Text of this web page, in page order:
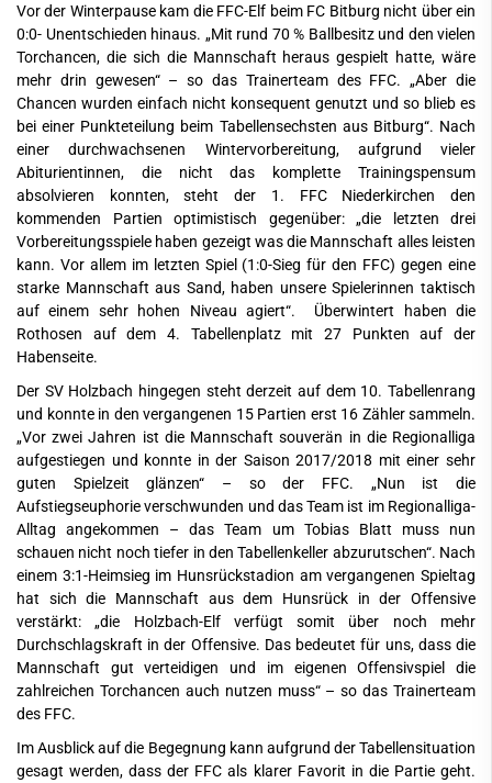
Vor der Winterpause kam die FFC-Elf beim FC Bitburg nicht über ein
0:0- Unentschieden hinaus. „Mit rund 70 % Ballbesitz und den vielen
Torchancen, die sich die Mannschaft heraus gespielt hatte, wäre
mehr drin gewesen“ – so das Trainerteam des FFC. „Aber die
Chancen wurden einfach nicht konsequent genutzt und so blieb es
bei einer Punkteteilung beim Tabellensechsten aus Bitburg“. Nach
einer durchwachsenen Wintervorbereitung, aufgrund vieler
Abiturientinnen, die nicht das komplette Trainingspensum
absolvieren konnten, steht der 1. FFC Niederkirchen den
kommenden Partien optimistisch gegenüber: „die letzten drei
Vorbereitungsspiele haben gezeigt was die Mannschaft alles leisten
kann. Vor allem im letzten Spiel (1:0-Sieg für den FFC) gegen eine
starke Mannschaft aus Sand, haben unsere Spielerinnen taktisch
auf einem sehr hohen Niveau agiert“. Überwintert haben die
Rothosen auf dem 4. Tabellenplatz mit 27 Punkten auf der
Habenseite.
Der SV Holzbach hingegen steht derzeit auf dem 10. Tabellenrang
und konnte in den vergangenen 15 Partien erst 16 Zähler sammeln.
„Vor zwei Jahren ist die Mannschaft souverän in die Regionalliga
aufgestiegen und konnte in der Saison 2017/2018 mit einer sehr
guten Spielzeit glänzen“ – so der FFC. „Nun ist die
Aufstiegseuphorie verschwunden und das Team ist im Regionalliga-
Alltag angekommen – das Team um Tobias Blatt muss nun
schauen nicht noch tiefer in den Tabellenkeller abzurutschen“. Nach
einem 3:1-Heimsieg im Hunsrückstadion am vergangenen Spieltag
hat sich die Mannschaft aus dem Hunsrück in der Offensive
verstärkt: „die Holzbach-Elf verfügt somit über noch mehr
Durchschlagskraft in der Offensive. Das bedeutet für uns, dass die
Mannschaft gut verteidigen und im eigenen Offensivspiel die
zahlreichen Torchancen auch nutzen muss“ – so das Trainerteam
des FFC.
Im Ausblick auf die Begegnung kann aufgrund der Tabellensituation
gesagt werden, dass der FFC als klarer Favorit in die Partie geht.